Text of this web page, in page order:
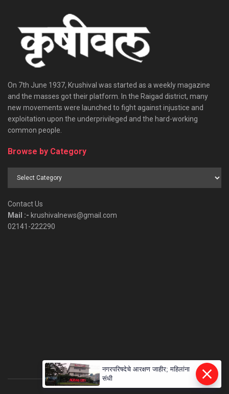
On 7th June 1937, Krushival was started as a weekly magazine
and the masses got their platform. In the Raigad district, many
new movements were launched to fight against injustice and
exploitation upon the underprivileged and the hard-working
common people.
Browse by Category
Browse
Contact Us
Mail :- krushivalnews@gmail.com
02141-222290
नगरपरिषदेचे आरक्षण जाहीर; महिलांना
संधी